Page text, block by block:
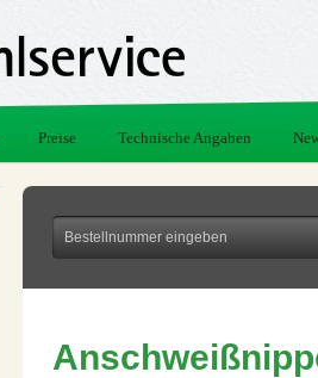
Preise Technische Angaben